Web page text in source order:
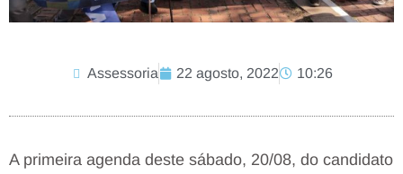
Assessoria 22 agosto, 2022 10:26
A primeira agenda deste sábado, 20/08, do candidato